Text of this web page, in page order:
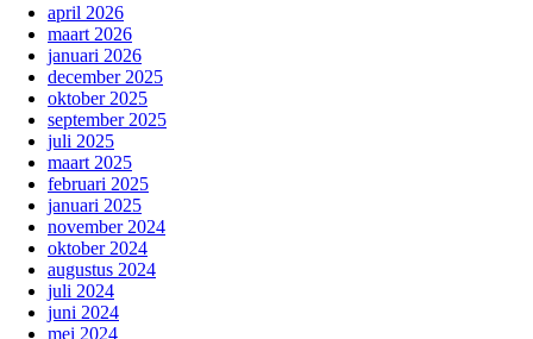
april 2026
maart 2026
januari 2026
december 2025
oktober 2025
september 2025
juli 2025
maart 2025
februari 2025
januari 2025
november 2024
oktober 2024
augustus 2024
juli 2024
juni 2024
mei 2024